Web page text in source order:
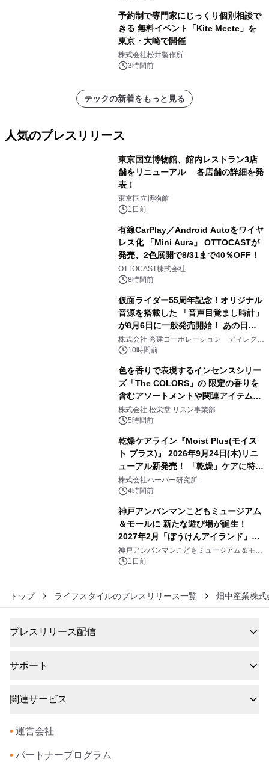
予約制で専門家にじっくり個別相談で
きる 無料イベント「Kite Meete」を
東京・大崎で開催
株式会社松井製作所
3時間前
テックの新着をもっと見る
人気のプレスリリース
東京国立博物館、館内レストラン3店
舗をリニューアル 各店舗の詳細を発
表！
東京国立博物館
1日前
有線CarPlay／Android Autoをワイヤ
レス化 「Mini Aura」 OTTOCASTが
発売、2色展開で8/31まで40％OFF！
OTTOCAST株式会社
8時間前
仮面ライダー55周年記念！オリジナル
音源を搭載した 「音声目覚まし時計」
が8月6日に一般発売開始！ あの日の
大興奮が今甦る
株式会社 秀建コーポレーション ディレクト
アートギャラリー
10時間前
色を香りで表現するインセンスシリー
ズ「The COLORS」の 限定の香りを
含むアソートメントや関連アイテムを
8月6日発売
株式会社 松栄堂 リスン事業部
5時間前
乾燥ケアライン『Moist Plus(モイス
ト プラス)』 2026年9月24日(木)リニ
ューアル新発売！ 「乾燥」ケアに特化
し、ライン使いで潤いに満ちた肌へ
株式会社ハーバー研究所
4時間前
神戸アンパンマンこどもミュージアム
＆モールに 新たな遊び場が誕生！
2027年2月「ぼうけんアイランド」が
オープン
神戸アンパンマンこどもミュージアム＆モー
ル 1日前
トップ ライフスタイルのプレスリリース一覧 畑中産業株式
プレスリリース配信
サポート
関連サービス
• 運営会社
• パートナープログラム